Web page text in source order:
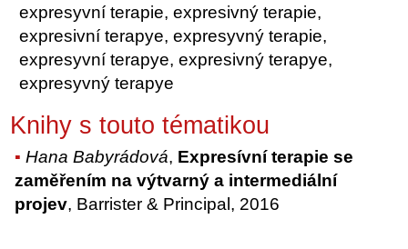
expresyvní terapie, expresivný terapie,
expresivní terapye, expresyvný terapie,
expresyvní terapye, expresivný terapye,
expresyvný terapye
Knihy s touto tématikou
Hana Babyrádová, Expresívní terapie se
zaměřením na výtvarný a intermediální
projev, Barrister & Principal, 2016